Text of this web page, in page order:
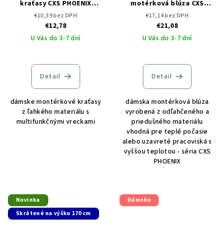
kraťasy CXS PHOENIX
FORTUNE
€10,39 bez DPH
€12,78
U Vás do 3-7 dní
Detail
dámske montérkové kraťasy
z ľahkého materiálu s
multifunkčnými vreckami
motérková blúza CXS
PHOENIX BELLONA
€17,14 bez DPH
€21,08
U Vás do 3-7 dní
Detail
dámska montérková blúza
vyrobená z odľahčeného a
priedušného materiálu
vhodná pre teplé počasie
alebo uzavreté pracoviská s
vyššou teplotou - séria CXS
PHOENIX
Novinka
Skrátené na výšku 170 cm
Dámske